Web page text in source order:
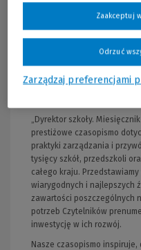
„Dyrektor szkoły.
prestiżowe czasopismo
praktyki zarządzania i
tysięcy szkół, przedszkoli
całego kraju.
wiarygodnych i najlepszych
zawartości poszczególnych
potrzeb Czytelników
inwestycję w ich rozwój.
Nasze czasopismo
Zarządzaj preferencjami
Odrzuć
Zaakceptuj